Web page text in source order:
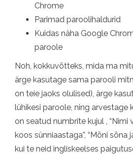
Chrome
Parimad paroolihaldurid
Kuidas näha Google
paroole
Noh, kokkuvõtteks, mida ma
ärge kasutage sama parooli
on teie jaoks olulised), ärge
lühikesi paroole, ning arvestage
on seatud numbrite kujul , “Nimi
koos sünniaastaga”, “Mõni sõna
kui te neid ingliskeelses